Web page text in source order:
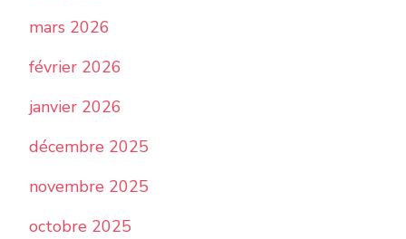
mars 2026
février 2026
janvier 2026
décembre 2025
novembre 2025
octobre 2025